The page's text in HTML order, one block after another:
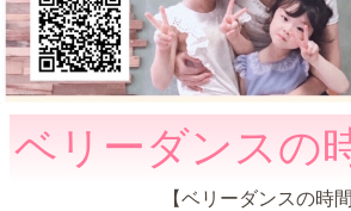
ベリーダンスの
【ベリーダンスの時間